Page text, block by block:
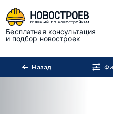
Бесплатная консультация
и подбор новостроек
Назад